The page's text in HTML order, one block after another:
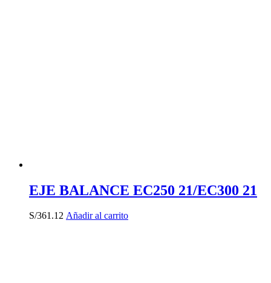
EJE BALANCE EC250 21/EC300 21
S/361.12 Añadir al carrito